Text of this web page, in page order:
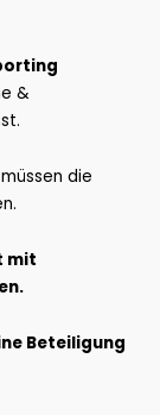
&
müssen die
mit
Beteiligung